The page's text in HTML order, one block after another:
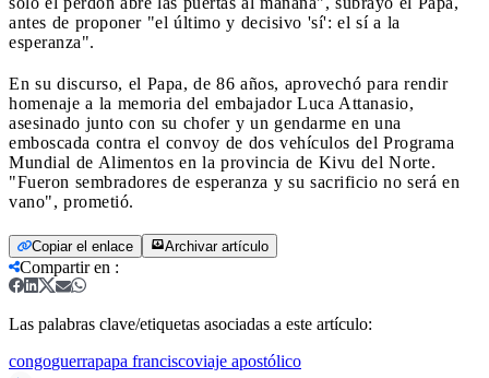
antes de proponer "el último y decisivo 'sí': el sí a la
esperanza".
En su discurso, el Papa, de 86 años, aprovechó para rendir
homenaje a la memoria del embajador Luca Attanasio,
asesinado junto con su chofer y un gendarme en una
emboscada contra el convoy de dos vehículos del Programa
Mundial de Alimentos en la provincia de Kivu del Norte.
"Fueron sembradores de esperanza y su sacrificio no será en
vano", prometió.
Copiar el enlace Archivar artículo
Compartir en :
Las palabras clave/etiquetas asociadas a este artículo:
congoguerrapapa franciscoviaje apostólico